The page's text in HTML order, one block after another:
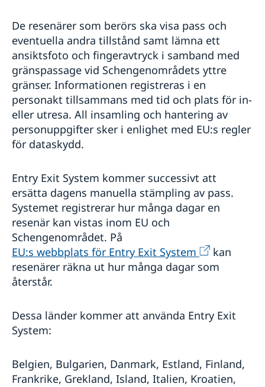
De resenärer som berörs ska visa pass och
eventuella andra tillstånd samt lämna ett
ansiktsfoto och fingeravtryck i samband med
gränspassage vid Schengenområdets yttre
gränser. Informationen registreras i en
personakt tillsammans med tid och plats för in-
eller utresa. All insamling och hantering av
personuppgifter sker i enlighet med EU:s regler
för dataskydd.
Entry Exit System kommer successivt att
ersätta dagens manuella stämpling av pass.
Systemet registrerar hur många dagar en
resenär kan vistas inom EU och
Schengenområdet. På
EU:s webbplats för Entry Exit System
kan
resenärer räkna ut hur många dagar som
återstår.
Dessa länder kommer att använda Entry Exit
System:
Belgien, Bulgarien, Danmark, Estland, Finland,
Frankrike, Grekland, Island, Italien, Kroatien,